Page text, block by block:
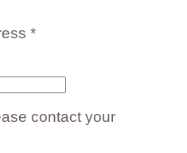
*
contact your